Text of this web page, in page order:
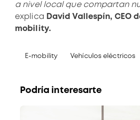
a nivel local que compartan
explica David Vallespín, CEO
mobility.
E-mobility Vehículos eléctricos
Podría interesarte